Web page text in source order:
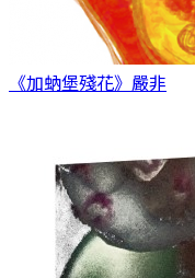
《加蚋堡殘花》 嚴非